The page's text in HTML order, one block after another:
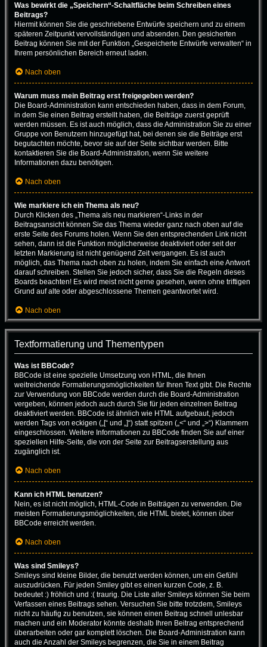
Was bewirkt die „Speichern“-Schaltfläche beim Schreiben eines
Beitrags?
Hiermit können Sie die geschriebene Entwürfe speichern und zu einem
späteren Zeitpunkt vervollständigen und absenden. Den gesicherten
Beitrag können Sie mit der Funktion „Gespeicherte Entwürfe verwalten“ in
Ihrem persönlichen Bereich erneut laden.
Nach oben
Warum muss mein Beitrag erst freigegeben werden?
Die Board-Administration kann entschieden haben, dass in dem Forum,
in dem Sie einen Beitrag erstellt haben, die Beiträge zuerst geprüft
werden müssen. Es ist auch möglich, dass die Administration Sie zu einer
Gruppe von Benutzern hinzugefügt hat, bei denen sie die Beiträge erst
begutachten möchte, bevor sie auf der Seite sichtbar werden. Bitte
kontaktieren Sie die Board-Administration, wenn Sie weitere
Informationen dazu benötigen.
Nach oben
Wie markiere ich ein Thema als neu?
Durch Klicken des „Thema als neu markieren“-Links in der
Beitragsansicht können Sie das Thema wieder ganz nach oben auf die
erste Seite des Forums holen. Wenn Sie den entsprechenden Link nicht
sehen, dann ist die Funktion möglicherweise deaktiviert oder seit der
letzten Markierung ist nicht genügend Zeit vergangen. Es ist auch
möglich, das Thema nach oben zu holen, indem Sie einfach eine Antwort
darauf schreiben. Stellen Sie jedoch sicher, dass Sie die Regeln dieses
Boards beachten! Es wird meist nicht gerne gesehen, wenn ohne triftigen
Grund auf alte oder abgeschlossene Themen geantwortet wird.
Nach oben
Textformatierung und Thementypen
Was ist BBCode?
BBCode ist eine spezielle Umsetzung von HTML, die Ihnen
weitreichende Formatierungsmöglichkeiten für Ihren Text gibt. Die Rechte
zur Verwendung von BBCode werden durch die Board-Administration
vergeben, können jedoch auch durch Sie für jeden einzelnen Beitrag
deaktiviert werden. BBCode ist ähnlich wie HTML aufgebaut, jedoch
werden Tags von eckigen („[“ und „]“) statt spitzen („<“ und „>“) Klammern
eingeschlossen. Weitere Informationen zu BBCode finden Sie auf einer
speziellen Hilfe-Seite, die von der Seite zur Beitragserstellung aus
zugänglich ist.
Nach oben
Kann ich HTML benutzen?
Nein, es ist nicht möglich, HTML-Code in Beiträgen zu verwenden. Die
meisten Formatierungsmöglichkeiten, die HTML bietet, können über
BBCode erreicht werden.
Nach oben
Was sind Smileys?
Smileys sind kleine Bilder, die benutzt werden können, um ein Gefühl
auszudrücken. Für jeden Smiley gibt es einen kurzen Code, z. B.
bedeutet :) fröhlich und :( traurig. Die Liste aller Smileys können Sie beim
Verfassen eines Beitrags sehen. Versuchen Sie bitte trotzdem, Smileys
nicht zu häufig zu benutzen, sie können einen Beitrag schnell unlesbar
machen und ein Moderator könnte deshalb Ihren Beitrag entsprechend
überarbeiten oder gar komplett löschen. Die Board-Administration kann
auch die Anzahl der Smileys begrenzen, die Sie in einem Beitrag